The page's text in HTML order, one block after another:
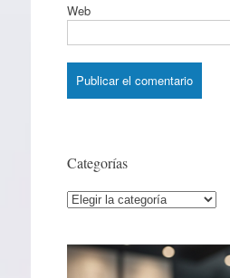
Web
Categorías
Categorías